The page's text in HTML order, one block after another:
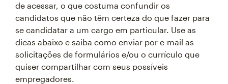
de acessar, o que costuma confundir os
candidatos que não têm certeza do que fazer para
se candidatar a um cargo em particular. Use as
dicas abaixo e saiba como enviar por e-mail as
solicitações de formulários e/ou o currículo que
quiser compartilhar com seus possíveis
empregadores.